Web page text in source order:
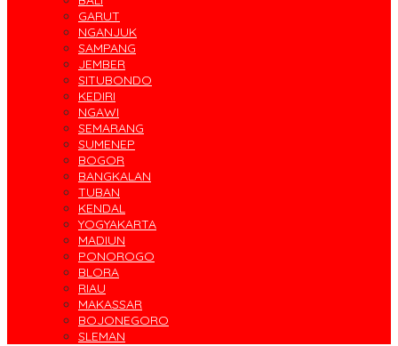
GARUT
NGANJUK
SAMPANG
JEMBER
SITUBONDO
KEDIRI
NGAWI
SEMARANG
SUMENEP
BOGOR
BANGKALAN
TUBAN
KENDAL
YOGYAKARTA
MADIUN
PONOROGO
BLORA
RIAU
MAKASSAR
BOJONEGORO
SLEMAN